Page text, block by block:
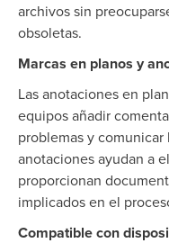
archivos sin
obsoletas.
Marcas en planos y
Las anotaciones en
equipos añadir
problemas y comunicar
anotaciones ayudan a
proporcionan
implicados en el
Compatible con